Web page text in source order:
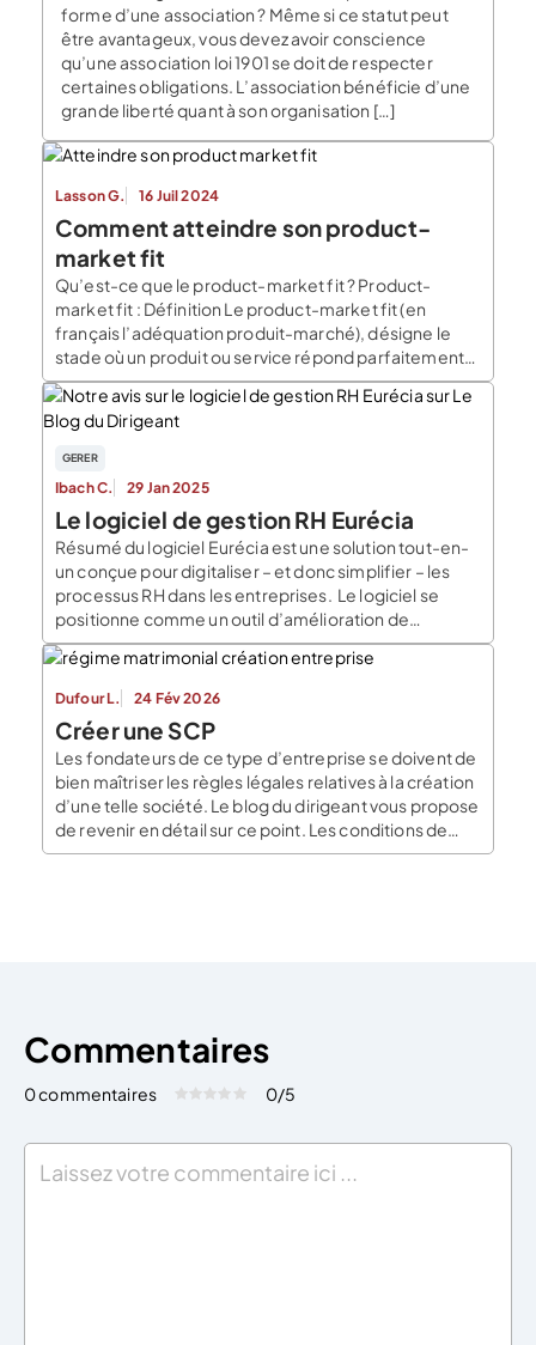
forme d’une association ? Même si ce statut peut
être avantageux, vous devez avoir conscience
qu’une association loi 1901 se doit de respecter
certaines obligations. L’association bénéficie d’une
grande liberté quant à son organisation […]
Lasson G. 16 Juil 2024
Comment atteindre son product-
market fit
Qu’est-ce que le product-market fit ? Product-
market fit : Définition Le product-market fit (en
français l’adéquation produit-marché), désigne le
stade où un produit ou service répond parfaitement
aux besoins et attentes de son marché cible,
conduisant ainsi à une forte demande et une
satisfaction client élevée. Décomposer le terme
permet de comprendre assez facilement la notion
GERER
Ibach C. 29 Jan 2025
Le logiciel de gestion RH Eurécia
Résumé du logiciel Eurécia est une solution tout-en-
un conçue pour digitaliser – et donc simplifier – les
processus RH dans les entreprises. Le logiciel se
positionne comme un outil d’amélioration de
l’expérience collaborateur. Il s’agit d’un véritable
SIRH à prix accessible. Tarifs et Fonctionnalités Les
fonctionnalités proposées balayent tout le paysage
RH. Il y a […]
Dufour L. 24 Fév 2026
Créer une SCP
Les fondateurs de ce type d’entreprise se doivent de
bien maîtriser les règles légales relatives à la création
d’une telle société. Le blog du dirigeant vous propose
de revenir en détail sur ce point. Les conditions de
fond relatives à la création d’une société civile
Commentaires
0 commentaires Évaluez cet article:
0/5